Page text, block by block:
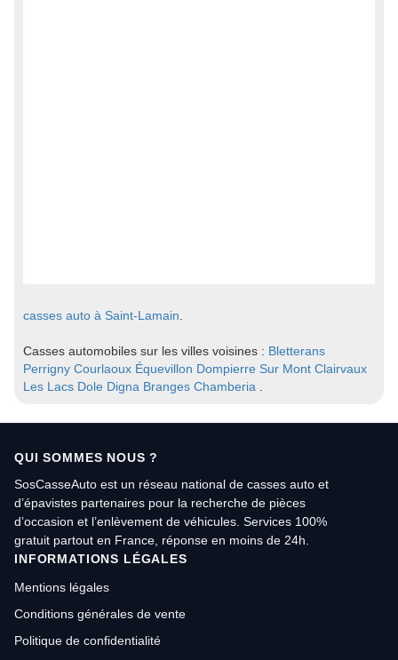
casses auto à Saint-Lamain
Casses automobiles sur les villes voisines : Bletterans
Perrigny Courlaoux Équevillon Dompierre Sur Mont Clairvaux
Les Lacs Dole Digna Branges Chamberia
QUI SOMMES NOUS ?
SosCasseAuto est un réseau national de casses auto et
d’épavistes partenaires pour la recherche de pièces
d’occasion et l’enlèvement de véhicules. Services 100%
gratuit partout en France, réponse en moins de 24h.
INFORMATIONS LÉGALES
Mentions légales
Conditions générales de vente
Politique de confidentialité